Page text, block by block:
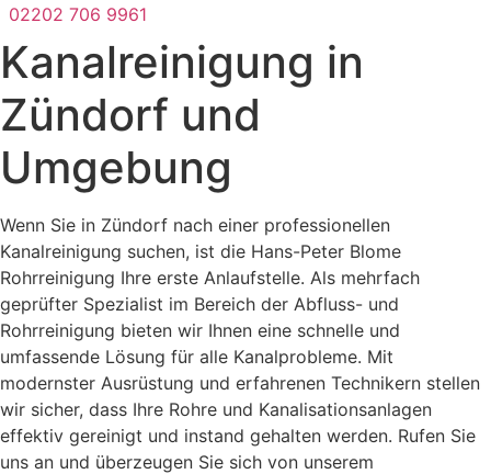
02202 706 9961
Kanalreinigung in
Zündorf und
Umgebung
Wenn Sie in Zündorf nach einer professionellen
Kanalreinigung suchen, ist die Hans-Peter Blome
Rohrreinigung Ihre erste Anlaufstelle. Als mehrfach
geprüfter Spezialist im Bereich der Abfluss- und
Rohrreinigung bieten wir Ihnen eine schnelle und
umfassende Lösung für alle Kanalprobleme. Mit
modernster Ausrüstung und erfahrenen Technikern stellen
wir sicher, dass Ihre Rohre und Kanalisationsanlagen
effektiv gereinigt und instand gehalten werden. Rufen Sie
uns an und überzeugen Sie sich von unserem